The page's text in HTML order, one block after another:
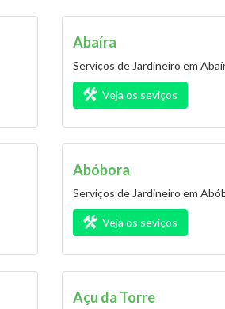
Abaíra
Serviços de Jardineiro em
Veja os seviços
Abóbora
Serviços de Jardineiro em
Veja os seviços
Açu da Torre